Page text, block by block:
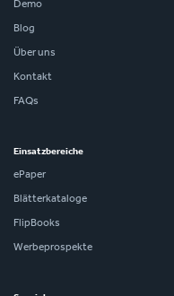
Demo
Blog
Über uns
Kontakt
FAQs
Einsatzbereiche
ePaper
Blätterkataloge
FlipBooks
Werbeprospekte